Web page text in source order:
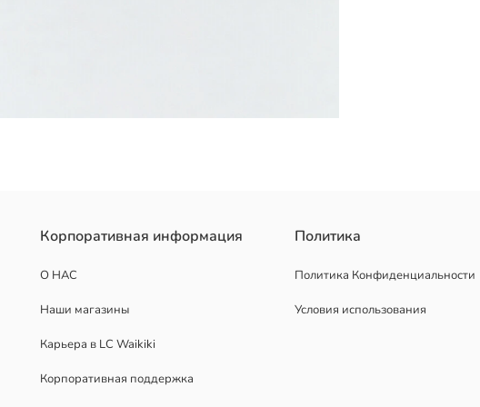
Корпоративная информация
О НАС
Наши магазины
Карьера в LC Waikiki
Корпоративная поддержка
Политика
Политика Конфиденциальности
Условия использования